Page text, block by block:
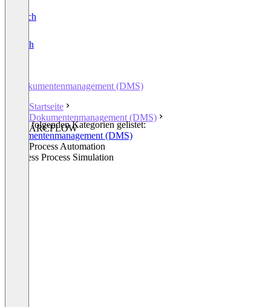
Deutsch
English
Dokumentenmanagement (DMS)
Startseite
Dokumentenmanagement (DMS)
ARCFLOW
In den folgenden Kategorien gelistet:
Dokumentenmanagement (DMS)
Other Process Automation
Business Process Simulation